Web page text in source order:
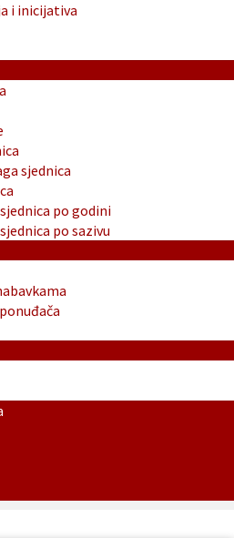
i inicijativa
sjednica
po godini
po sazivu